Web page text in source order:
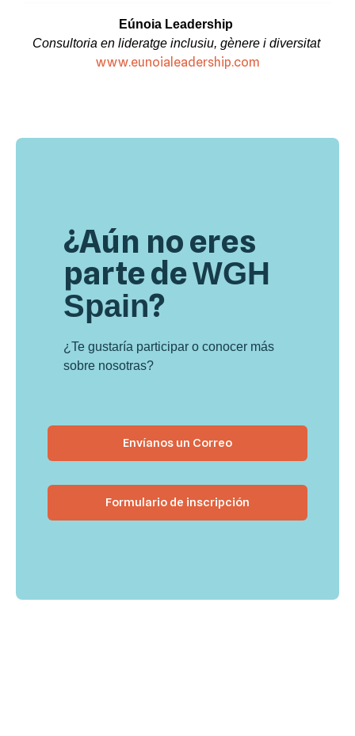
Eúnoia Leadership
Consultoria en lideratge inclusiu, gènere i diversitat
www.eunoialeadership.com
¿Aún no eres
parte deWGH
Spain?
¿Te gustaría participar o conocer más
sobre nosotras?
Envíanos un Correo
Formulario de inscripción